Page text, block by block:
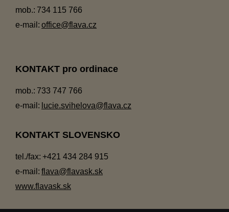
mob.: 734 115 766
e-mail: office@flava.cz
KONTAKT pro ordinace
mob.: 733 747 766
e-mail: lucie.svihelova@flava.cz
KONTAKT SLOVENSKO
tel./fax: +421 434 284 915
e-mail: flava@flavask.sk
www.flavask.sk